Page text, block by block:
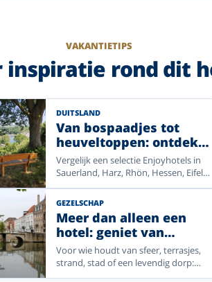
VAKANTIETIPS
inspiratie rond dit
DUITSLAND
Van bospaadjes tot
heuveltoppen: ontdek
Duitsland te voet
Vergelijk een selectie Enjoyhotels in
Sauerland, Harz, Rhön, Hessen, Eifel
en aan de Moezel voor een
wandelvakantie door gevarieerde
natuur.
GEZELSCHAP
Meer dan alleen een
hotel: geniet van
uitstapjes en
gezelligheid dichtbij
Voor wie houdt van sfeer, terrasjes,
strand, stad of een levendig dorp:
ontdek een selectie Enjoyhotels waar